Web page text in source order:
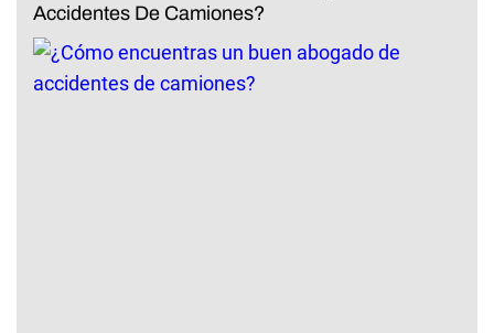
Accidentes De Camiones?